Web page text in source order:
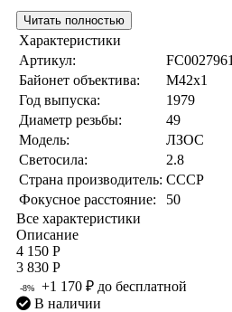
Читать полностью
Характеристики
Артикул:
FC0027961
Байонет объектива:
M42x1
Год выпуска:
1979
Диаметр резьбы:
49
Модель:
ЛЗОС
Светосила:
2.8
Страна производитель: СССР
Фокусное расстояние:
50
Все характеристики
Описание
4 150 Р
3 830 Р
-8%
+1 170 ₽ до бесплатной
В наличии